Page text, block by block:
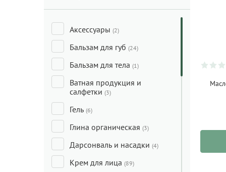
Аксессуары (2)
Бальзам для губ (24)
Бальзам для тела (1)
Ватная продукция и
салфетки (3)
Гель (6)
Глина органическая (3)
Дарсонваль и насадки (4)
Крем для лица (89)